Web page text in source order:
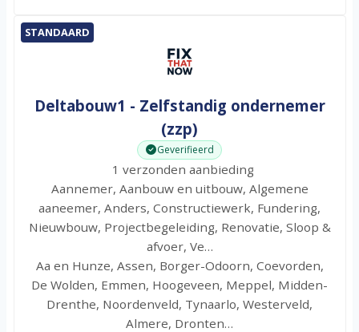
STANDAARD
Deltabouw1 - Zelfstandig ondernemer
(zzp)
Geverifieerd
1 verzonden aanbieding
Aannemer, Aanbouw en uitbouw, Algemene
aaneemer, Anders, Constructiewerk, Fundering,
Nieuwbouw, Projectbegeleiding, Renovatie, Sloop &
afvoer, Ve…
Aa en Hunze, Assen, Borger-Odoorn, Coevorden,
De Wolden, Emmen, Hoogeveen, Meppel, Midden-
Drenthe, Noordenveld, Tynaarlo, Westerveld,
Almere, Dronten…